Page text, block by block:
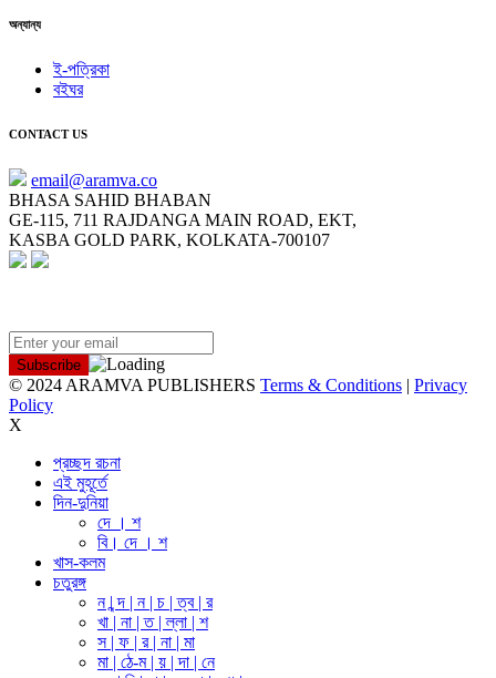
অন্যান্য
ই-পত্রিকা
বইঘর
CONTACT US
email@aramva.co
BHASA SAHID BHABAN
GE-115, 711 RAJDANGA MAIN ROAD, EKT,
KASBA GOLD PARK, KOLKATA-700107
© 2024 ARAMVA PUBLISHERS Terms & Conditions | Privacy
Policy
X
প্রচ্ছদ রচনা
এই মুহূর্তে
দিন-দুনিয়া
দে । শ
বি। দে । শ
খাস-কলম
চতুরঙ্গ
ন | ন্দ | ন | চ | ত্ব | র
খা | না | ত | ল্লা | শ
স | ফ | র | না | মা
মা | ঠে-ম | য় | দা | নে